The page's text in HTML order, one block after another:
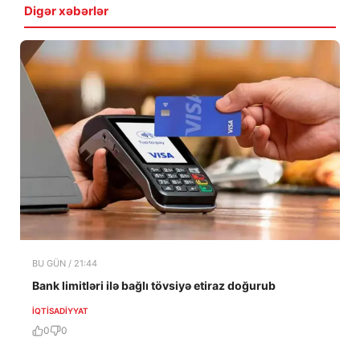
Digər xəbərlər
BU GÜN / 21:44
Bank limitləri ilə bağlı tövsiyə etiraz doğurub
İQTISADIYYAT
0 0